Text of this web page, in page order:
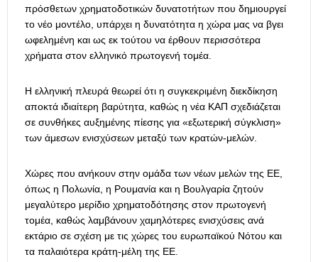
πρόσθετων χρηματοδοτικών δυνατοτήτων που δημιουργεί
το νέο μοντέλο, υπάρχει η δυνατότητα η χώρα μας να βγει
ωφελημένη και ως εκ τούτου να έρθουν περισσότερα
χρήματα στον ελληνικό πρωτογενή τομέα.
Η ελληνική πλευρά θεωρεί ότι η συγκεκριμένη διεκδίκηση
αποκτά ιδιαίτερη βαρύτητα, καθώς η νέα ΚΑΠ σχεδιάζεται
σε συνθήκες αυξημένης πίεσης για «εξωτερική σύγκλιση»
των άμεσων ενισχύσεων μεταξύ των κρατών-μελών.
Χώρες που ανήκουν στην ομάδα των νέων μελών της ΕΕ,
όπως η Πολωνία, η Ρουμανία και η Βουλγαρία ζητούν
μεγαλύτερο μερίδιο χρηματοδότησης στον πρωτογενή
τομέα, καθώς λαμβάνουν χαμηλότερες ενισχύσεις ανά
εκτάριο σε σχέση με τις χώρες του ευρωπαϊκού Νότου και
τα παλαιότερα κράτη-μέλη της ΕΕ.